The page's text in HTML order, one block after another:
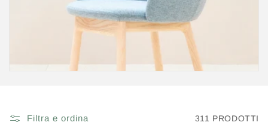
Filtra e ordina 311 PRODOTTI